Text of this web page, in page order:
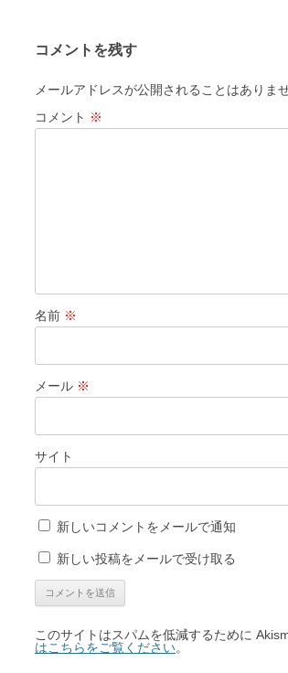
ビ
ゲ
ー
コメントを残す
メールアドレスが公開されることはありませ
コメント ※
名前 ※
メール ※
サイト
新しいコメントをメールで通知
新しい投稿をメールで受け取る
このサイトはスパムを低減するために
はこちらをご覧ください。